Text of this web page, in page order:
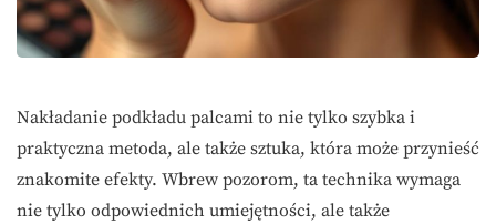
Nakładanie podkładu palcami to nie tylko szybka i
praktyczna metoda, ale także sztuka, która może przynieść
znakomite efekty. Wbrew pozorom, ta technika wymaga
nie tylko odpowiednich umiejętności, ale także